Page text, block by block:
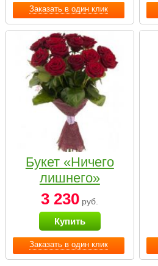
Заказать в один клик
Заказать в один клик
Букет «Ничего
лишнего»
3 230 руб.
Купить